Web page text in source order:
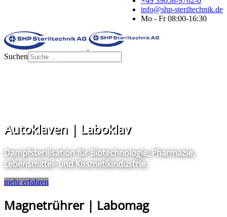
info@shp-steriltechnik.de
Mo - Fr 08:00-16:30
Suchen
Autoklaven | Laboklav
Dampfsterilisation für Biotechnologie, Pharmazie,
Lebensmittel- und Kosmetikindustrie.
mehr erfahren
Magnetrührer | Labomag